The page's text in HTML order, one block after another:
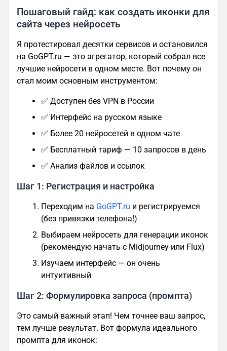
Пошаговый гайд: как создать иконки для
сайта через нейросеть
Я протестировал десятки сервисов и остановился
на GoGPT.ru — это агрегатор, который собрал все
лучшие нейросети в одном месте. Вот почему он
стал моим основным инструментом:
✅ Доступен без VPN в России
✅ Интерфейс на русском языке
✅ Более 20 нейросетей в одном чате
✅ Бесплатный тариф — 10 запросов в день
✅ Анализ файлов и ссылок
Шаг 1: Регистрация и настройка
Переходим на GoGPT.ru и регистрируемся
(без привязки телефона!)
Выбираем нейросеть для генерации иконок
(рекомендую начать с Midjourney или Flux)
Изучаем интерфейс — он очень
интуитивный
Шаг 2: Формулировка запроса (промпта)
Это самый важный этап! Чем точнее ваш запрос,
тем лучше результат. Вот формула идеального
промпта для иконок: